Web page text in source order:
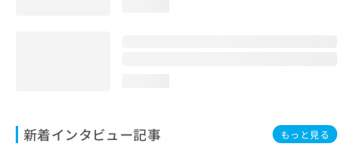
新着インタビュー記事 もっと見る